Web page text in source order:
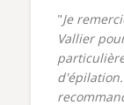
"Je
Vallier